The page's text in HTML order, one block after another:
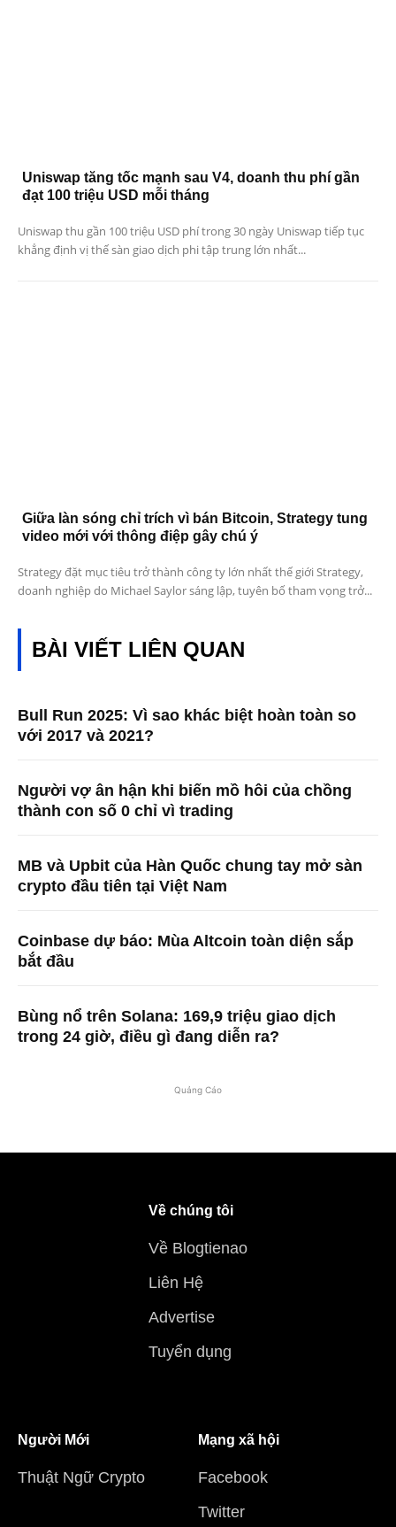
Uniswap tăng tốc mạnh sau V4, doanh thu phí gần
đạt 100 triệu USD mỗi tháng
Uniswap thu gần 100 triệu USD phí trong 30 ngày Uniswap tiếp tục
khẳng định vị thế sàn giao dịch phi tập trung lớn nhất...
Giữa làn sóng chỉ trích vì bán Bitcoin, Strategy tung
video mới với thông điệp gây chú ý
Strategy đặt mục tiêu trở thành công ty lớn nhất thế giới Strategy,
doanh nghiệp do Michael Saylor sáng lập, tuyên bố tham vọng trở...
BÀI VIẾT LIÊN QUAN
Bull Run 2025: Vì sao khác biệt hoàn toàn so
với 2017 và 2021?
Người vợ ân hận khi biến mồ hôi của chồng
thành con số 0 chỉ vì trading
MB và Upbit của Hàn Quốc chung tay mở sàn
crypto đầu tiên tại Việt Nam
Coinbase dự báo: Mùa Altcoin toàn diện sắp
bắt đầu
Bùng nổ trên Solana: 169,9 triệu giao dịch
trong 24 giờ, điều gì đang diễn ra?
Quảng Cáo
Về chúng tôi
Về Blogtienao
Liên Hệ
Advertise
Tuyển dụng
Người Mới
Thuật Ngữ Crypto
Mạng xã hội
Facebook
Twitter